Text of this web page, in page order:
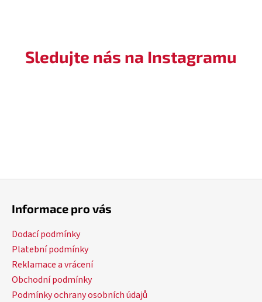
Sledujte nás na Instagramu
Informace pro vás
Dodací podmínky
Platební podmínky
Reklamace a vrácení
Obchodní podmínky
Podmínky ochrany osobních údajů